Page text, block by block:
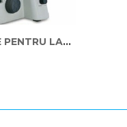
ECHIPAMENTE MEDICALE PENTRU LABORATOARELE REGIONALE